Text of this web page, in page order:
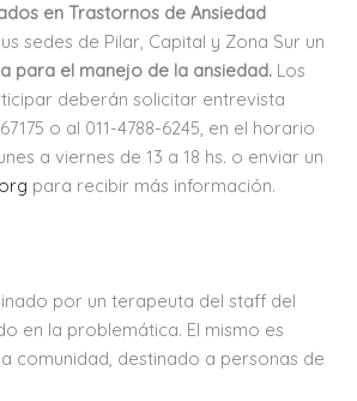
en Trastornos de Ansiedad
sedes de Pilar, Capital y Zona Sur un
para el manejo de la ansiedad. Los
deberán solicitar entrevista
o al 011-4788-6245, en el horario
a viernes de 13 a 18 hs. o enviar un
para recibir más información.
por un terapeuta del staff del
en la problemática. El mismo es
comunidad, destinado a personas de